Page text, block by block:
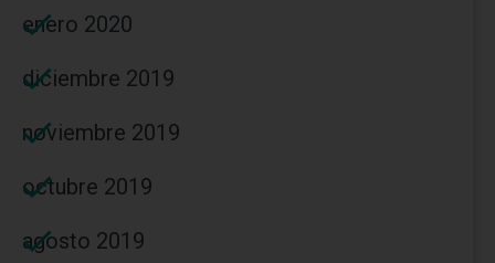
enero 2020
diciembre 2019
noviembre 2019
octubre 2019
agosto 2019